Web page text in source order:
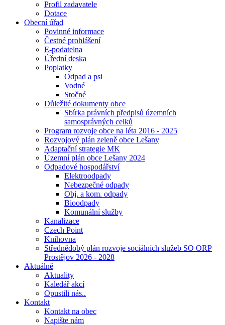
Profil zadavatele
Dotace
Obecní úřad
Povinné informace
Čestné prohlášení
E-podatelna
Úřední deska
Poplatky
Odpad a psi
Vodné
Stočné
Důležité dokumenty obce
Sbírka právních předpisů územních
samosprávných celků
Program rozvoje obce na léta 2016 - 2025
Rozvojový plán zeleně obce Lešany
Adaptační strategie MK
Územní plán obce Lešany 2024
Odpadové hospodářství
Elektroodpady
Nebezpečné odpady
Obj. a kom. odpady
Bioodpady
Komunální služby
Kanalizace
Czech Point
Knihovna
Střednědobý plán rozvoje sociálních služeb SO ORP
Prostějov 2026 - 2028
Aktuálně
Aktuality
Kaledář akcí
Opustili nás..
Kontakt
Kontakt na obec
Napište nám